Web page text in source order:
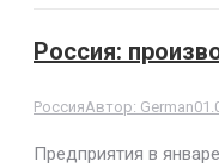
Россия:
РоссияАвтор: German
Предприятия в